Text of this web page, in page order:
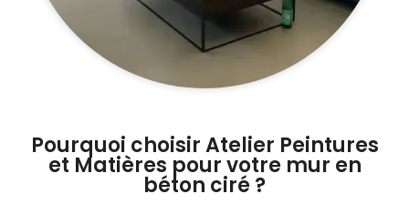
Pourquoi choisir Atelier Peintures
et Matières pour votre mur en
béton ciré ?